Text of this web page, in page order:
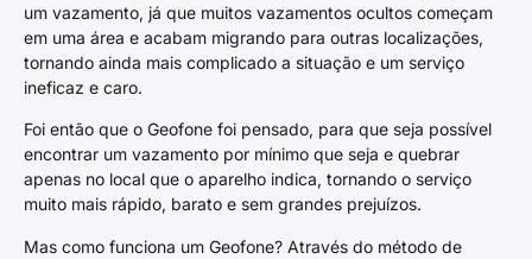
um vazamento, já que muitos vazamentos ocultos começam
em uma área e acabam migrando para outras localizações,
tornando ainda mais complicado a situação e um serviço
ineficaz e caro.
Foi então que o Geofone foi pensado, para que seja possível
encontrar um vazamento por mínimo que seja e quebrar
apenas no local que o aparelho indica, tornando o serviço
muito mais rápido, barato e sem grandes prejuízos.
Mas como funciona um Geofone? Através do método de